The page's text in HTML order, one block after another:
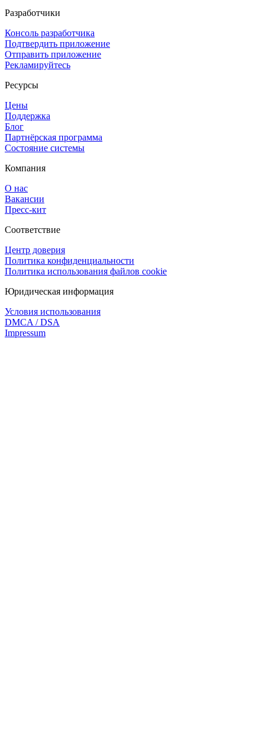
Разработчики
Консоль разработчика
Подтвердить приложение
Отправить приложение
Рекламируйтесь
Ресурсы
Цены
Поддержка
Блог
Партнёрская программа
Состояние системы
Компания
О нас
Вакансии
Пресс-кит
Соответствие
Центр доверия
Политика конфиденциальности
Политика использования файлов cookie
Юридическая информация
Условия использования
DMCA / DSA
Impressum